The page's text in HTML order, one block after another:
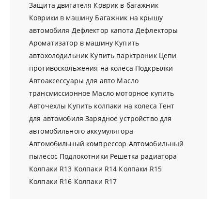
Защита двигателя Коврик в багажник
Коврики в машину Багажник на крышу
автомобиля Дефлектор капота Дефлекторы
Ароматизатор в машину Купить
автохолодильник Купить парктроник Цепи
противоскольжения на колеса Подкрылки
Автоаксессуары для авто Масло
трансмиссионное Масло моторное купить
Авточехлы Купить колпаки на колеса Тент
для автомобиля Зарядное устройство для
автомобильного аккумулятора
Автомобильный компрессор Автомобильный
пылесос Подлокотники Решетка радиатора
Колпаки R13 Колпаки R14 Колпаки R15
Колпаки R16 Колпаки R17